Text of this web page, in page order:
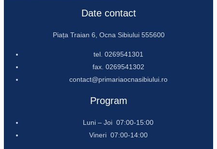
Date contact
Piața Traian 6, Ocna Sibiului 555600
tel. 0269541301
fax. 0269541302
contact@primariaocnasibiului.ro
Program
Luni – Joi 07:00-15:00
Vineri 07:00-14:00